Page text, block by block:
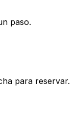
paso.
para reservar.